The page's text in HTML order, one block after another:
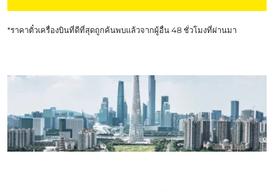
*ราคาตั๋วเครื่องบินที่ดีที่สุดถูกค้นพบแล้วจากผู้อื่น 48 ชั่วโมงที่ผ่านมา